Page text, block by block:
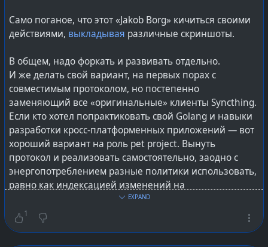
Само поганое, что этот «Jakob Borg» кичиться своими
действиями, выкладывая различные скриншоты.
В общем, надо форкать и развивать отдельно.
И же делать свой вариант, на первых порах с
совместимым протоколом, но постепенно
заменяющий все «оригинальные» клиенты Syncthing.
Если кто хотел попрактиковать свой Golang и навыки
разработки кросс-платформенных приложений — вот
хороший вариант на роль pet project. Вынуть
протокол и реализовать самостоятельно, заодно с
энергопотреблением разные политики использовать,
равно как индексацией изменений на
отслеживаемых частях файловой системы. Такие
вещи никогда не бывают простыми в кросс-
платформенной разработке — не только под разные
EXPAND
1